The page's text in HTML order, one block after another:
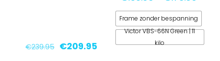
€239.95 Oorspronkelijke
€209.95Huidige
tot
Frame zonder bespanning
Victor VBS-66N Green | 11
kilo